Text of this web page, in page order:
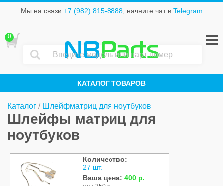
Мы на связи +7 (982) 815-8888, начните чат в Telegram
NBParts
КАТАЛОГ ТОВАРОВ
0
Каталог / Шлейфматриц для ноутбуков
Шлейфы матриц для
ноутбуков
Количество:
27 шт.
Ваша цена: 400 р.